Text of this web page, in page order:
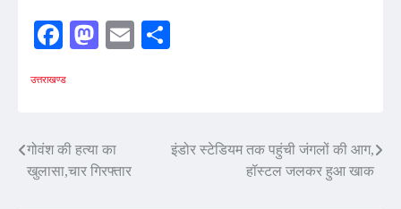
Facebook
Mastodon
Email
उत्तराखण्ड
Post
navigation
गोवंश की हत्या का
खुलासा,चार गिरफ्तार
इंडोर स्टेडियम तक पहुंची जंगलों की आग,
हॉस्टल जलकर हुआ खाक